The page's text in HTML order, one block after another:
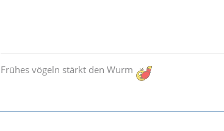
Frühes vögeln stärkt den Wurm